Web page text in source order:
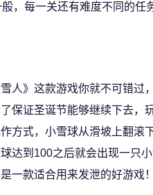
，每一关还有难度不同的
人》这款游戏你就不可错过
保证圣诞节能够继续下去，
方式，小雪球从滑坡上翻
达到100之后就会出现一只
一款适合用来发泄的好游戏！